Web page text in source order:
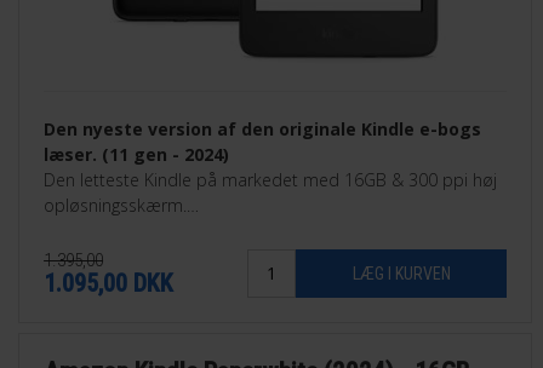
Den nyeste version af den originale Kindle e-bogs
læser. (11 gen - 2024)
Den letteste Kindle på markedet med 16GB & 300 ppi høj
opløsningsskærm.
1.395,00
1.095,00 DKK